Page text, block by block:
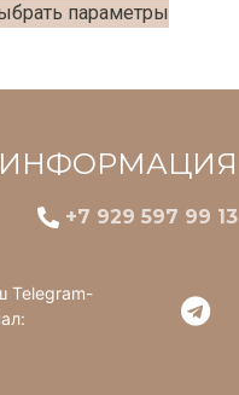
параметры
ИНФОРМАЦИЯ
+7 929 597 99 13
Telegram-